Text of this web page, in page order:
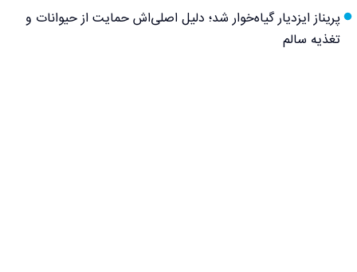
پریناز ایزدیار گیاه‌خوار شد؛ دلیل اصلی‌اش حمایت از حیوانات و
تغذیه سالم